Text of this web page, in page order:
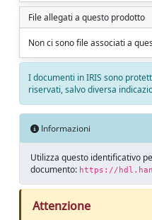
File allegati a questo prodotto
Non ci sono file associati a
I documenti in IRIS sono
riservati, salvo diversa
Informazioni
Utilizza questo identificativo
documento: https://
Attenzione